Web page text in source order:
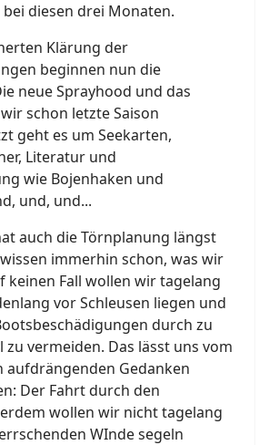
diesen drei Monaten.
Klärung der
beginnen nun die
neue Sprayhood und das
schon letzte Saison
geht es um Seekarten,
Literatur und
wie Bojenhaken und
und, und...
auch die Törnplanung längst
immerhin schon, was wir
keinen Fall wollen wir tagelang
vor Schleusen liegen und
durch zu
zu vermeiden. Das lässt uns vom
aufdrängenden Gedanken
Der Fahrt durch den
wollen wir nicht tagelang
WInde segeln